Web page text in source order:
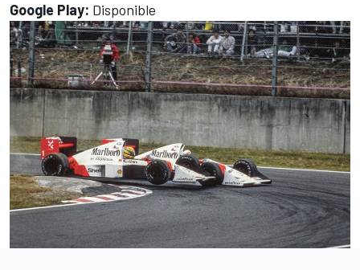
Google Play: Disponible